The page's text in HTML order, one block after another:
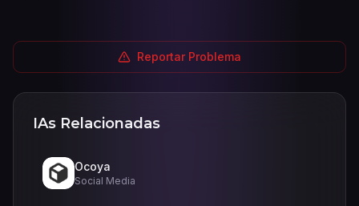
Reportar Problema
IAs Relacionadas
Ocoya
Social Media